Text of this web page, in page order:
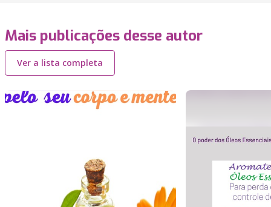
Mais publicações desse autor
Ver a lista completa